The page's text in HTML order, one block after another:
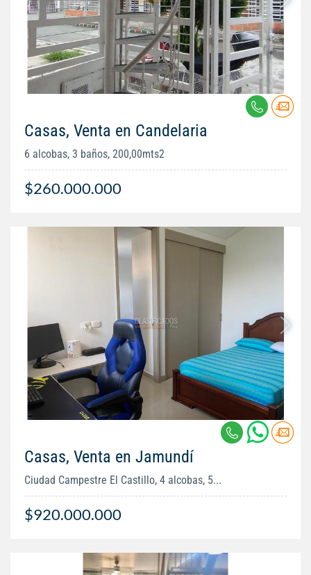
Casas, Venta en Candelaria
6 alcobas, 3 baños, 200,00mts2
$260.000.000
Casas, Venta en Jamundí
Ciudad Campestre El Castillo, 4 alcobas, 5...
$920.000.000